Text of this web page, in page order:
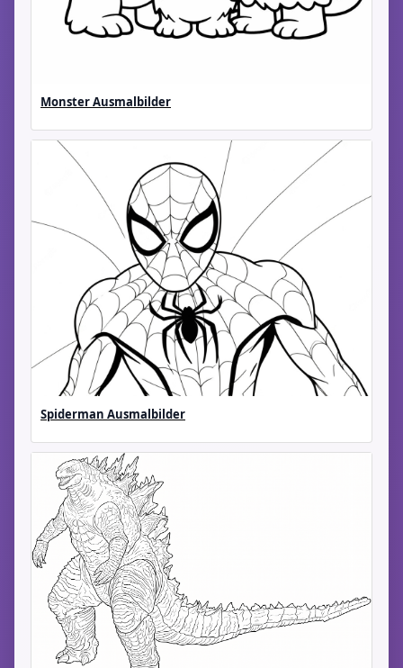
Monster Ausmalbilder
Spiderman Ausmalbilder